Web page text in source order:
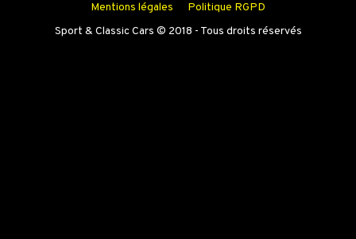
Mentions légales
Politique RGPD
Sport & Classic Cars © 2018 - Tous droits réservés